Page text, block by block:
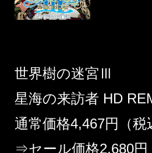
世界樹の迷宮Ⅲ
星海の来訪者 HD
通常価格4,467円（税
⇒セール価格2,680円